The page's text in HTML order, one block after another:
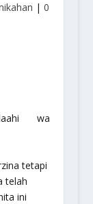
| 0
wa
tetapi
telah
ini